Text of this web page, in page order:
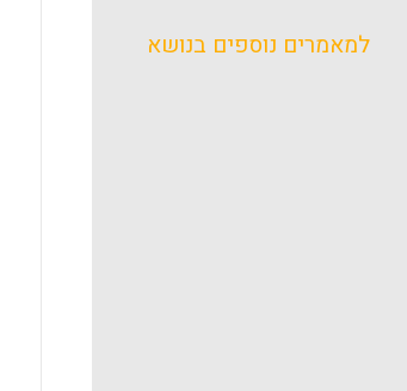
למאמרים נוספים בנושא